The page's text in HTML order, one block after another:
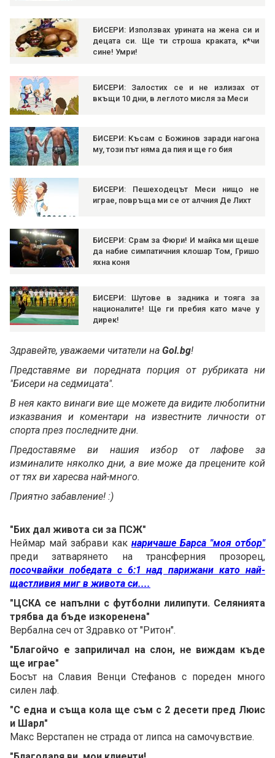
БИСЕРИ: Използвах урината на жена си и
децата си. Ще ти строша краката, к*чи
сине! Умри!
БИСЕРИ: Залостих се и не излизах от
вкъщи 10 дни, в леглото мисля за Меси
БИСЕРИ: Късам с Божинов заради нагона
му, този път няма да пия и ще го бия
БИСЕРИ: Пешеходецът Меси нищо не
играе, повръща ми се от алчния Де Лихт
БИСЕРИ: Срам за Фюри! И майка ми щеше
да набие симпатичния клошар Том, Гришо
яхна коня
БИСЕРИ: Шутове в задника и тояга за
националите! Ще ги пребия като маче у
дирек!
Здравейте, уважаеми читатели на Gol.bg!
Представяме ви поредната порция от рубриката ни
"Бисери на седмицата".
В нея както винаги вие ще можете да видите любопитни
изказвания и коментари на известните личности от
спорта през последните дни.
Предоставяме ви нашия избор от лафове за
изминалите няколко дни, а вие може да прецените кой
от тях ви харесва най-много.
Приятно забавление! :)
"Бих дал живота си за ПСЖ"
Неймар май забрави как наричаше Барса "моя отбор"
преди затварянето на трансферния прозорец,
посочвайки победата с 6:1 над парижани като най-
щастливия миг в живота си....
"ЦСКА се напълни с футболни лилипути. Селянията
трябва да бъде изкоренена"
Вербална сеч от Здравко от "Ритон".
"Благойчо е заприличал на слон, не виждам къде
ще играе"
Босът на Славия Венци Стефанов с пореден много
силен лаф.
"С една и съща кола ще съм с 2 десети пред Люис
и Шарл"
Макс Верстапен не страда от липса на самочувствие.